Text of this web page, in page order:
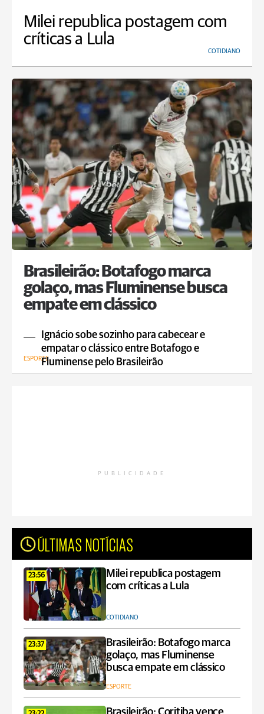
Milei republica postagem com
críticas a Lula
COTIDIANO
Brasileirão: Botafogo marca
golaço, mas Fluminense busca
empate em clássico
Ignácio sobe sozinho para cabecear e
empatar o clássico entre Botafogo e
Fluminense pelo Brasileirão
ESPORTE
PUBLICIDADE
ÚLTIMAS NOTÍCIAS
23:56
Milei republica postagem
com críticas a Lula
COTIDIANO
23:37
Brasileirão: Botafogo marca
golaço, mas Fluminense
busca empate em clássico
ESPORTE